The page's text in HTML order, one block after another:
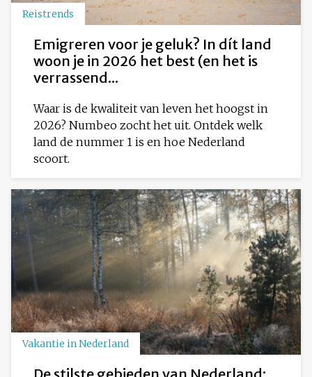
Reistrends
Emigreren voor je geluk? In dít land
woon je in 2026 het best (en het is
verrassend...
Waar is de kwaliteit van leven het hoogst in
2026? Numbeo zocht het uit. Ontdek welk
land de nummer 1 is en hoe Nederland
scoort.
Vakantie in Nederland